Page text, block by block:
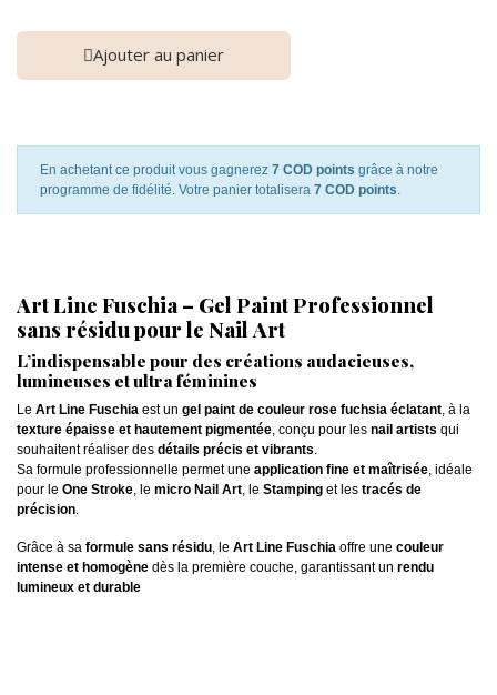
Ajouter au panier
En achetant ce produit vous gagnerez 7 COD points grâce à notre
programme de fidélité. Votre panier totalisera 7 COD points.
Art Line Fuschia – Gel Paint Professionnel
sans résidu pour le Nail Art
L’indispensable pour des créations audacieuses,
lumineuses et ultra féminines
Le Art Line Fuschia est un gel paint de couleur rose fuchsia éclatant, à la
texture épaisse et hautement pigmentée, conçu pour les nail artists qui
souhaitent réaliser des détails précis et vibrants.
Sa formule professionnelle permet une application fine et maîtrisée, idéale
pour le One Stroke, le micro Nail Art, le Stamping et les tracés de
précision.
Grâce à sa formule sans résidu, le Art Line Fuschia offre une couleur
intense et homogène dès la première couche, garantissant un rendu
lumineux et durable